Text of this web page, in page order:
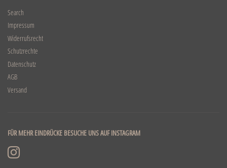
Search
Impressum
Widerrufsrecht
Schutzrechte
Datenschutz
AGB
Versand
FÜR MEHR EINDRÜCKE BESUCHE UNS AUF INSTAGRAM